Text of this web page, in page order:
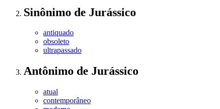
Sinônimo de Jurássico
antiquado
obsoleto
ultrapassado
Antônimo de Jurássico
atual
contemporâneo